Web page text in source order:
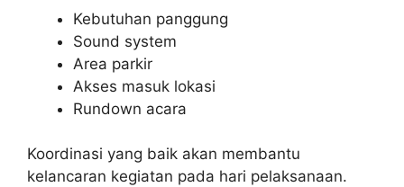
Kebutuhan panggung
Sound system
Area parkir
Akses masuk lokasi
Rundown acara
Koordinasi yang baik akan membantu
kelancaran kegiatan pada hari pelaksanaan.